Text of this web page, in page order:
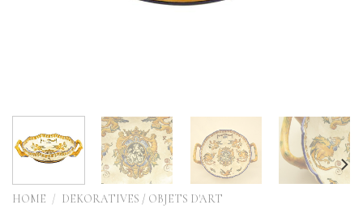
HOME / DEKORATIVES / OBJETS D'ART